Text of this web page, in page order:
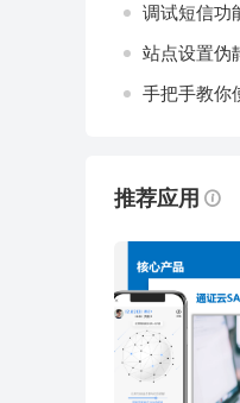
调试短信功
站点设置伪
手把手教你
推荐应用